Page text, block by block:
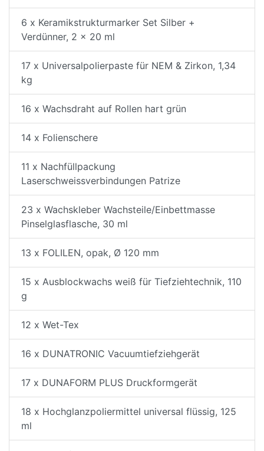
6 x Keramikstrukturmarker Set Silber +
Verdünner, 2 x 20 ml
17 x Universalpolierpaste für NEM & Zirkon, 1,34
kg
16 x Wachsdraht auf Rollen hart grün
14 x Folienschere
11 x Nachfüllpackung
Laserschweissverbindungen Patrize
23 x Wachskleber Wachsteile/Einbettmasse
Pinselglasflasche, 30 ml
13 x FOLILEN, opak, Ø 120 mm
15 x Ausblockwachs weiß für Tiefziehtechnik, 110
g
12 x Wet-Tex
16 x DUNATRONIC Vacuumtiefziehgerät
17 x DUNAFORM PLUS Druckformgerät
18 x Hochglanzpoliermittel universal flüssig, 125
ml